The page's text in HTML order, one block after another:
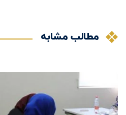
مطالب مشابه